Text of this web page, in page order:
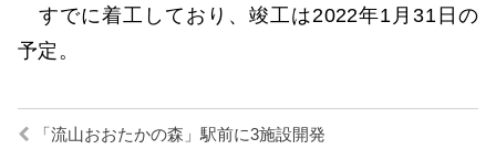
すでに着工しており、竣工は2022年1月31日の
予定。
「流山おおたかの森」駅前に3施設開発